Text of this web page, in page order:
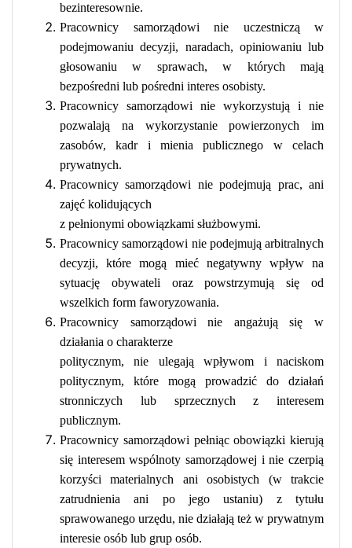
bezinteresownie.
Pracownicy samorządowi nie uczestniczą w
podejmowaniu decyzji, naradach, opiniowaniu lub
głosowaniu w sprawach, w których mają
bezpośredni lub pośredni interes osobisty.
Pracownicy samorządowi nie wykorzystują i nie
pozwalają na wykorzystanie powierzonych im
zasobów, kadr i mienia publicznego w celach
prywatnych.
Pracownicy samorządowi nie podejmują prac, ani
zajęć kolidujących
z pełnionymi obowiązkami służbowymi.
Pracownicy samorządowi nie podejmują arbitralnych
decyzji, które mogą mieć negatywny wpływ na
sytuację obywateli oraz powstrzymują się od
wszelkich form faworyzowania.
Pracownicy samorządowi nie angażują się w
działania o charakterze
politycznym, nie ulegają wpływom i naciskom
politycznym, które mogą prowadzić do działań
stronniczych lub sprzecznych z interesem
publicznym.
Pracownicy samorządowi pełniąc obowiązki kierują
się interesem wspólnoty samorządowej i nie czerpią
korzyści materialnych ani osobistych (w trakcie
zatrudnienia ani po jego ustaniu) z tytułu
sprawowanego urzędu, nie działają też w prywatnym
interesie osób lub grup osób.